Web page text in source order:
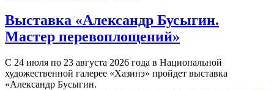
Выставка «Александр Бусыгин.
Мастер перевоплощений»
С 24 июля по 23 августа 2026 года в Национальной
художественной галерее «Хазинэ» пройдет выставка
«Александр Бусыгин.